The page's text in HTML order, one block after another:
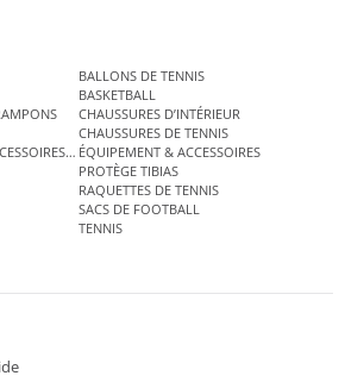
BALLONS DE TENNIS
BASKETBALL
CHAUSSURES D’INTÉRIEUR
CHAUSSURES DE TENNIS
DE TENNIS
ÉQUIPEMENT & ACCESSOIRES
PROTÈGE TIBIAS
RAQUETTES DE TENNIS
SACS DE FOOTBALL
TENNIS